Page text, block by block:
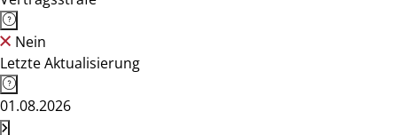
Nein
Letzte Aktualisierung
01.08.2026